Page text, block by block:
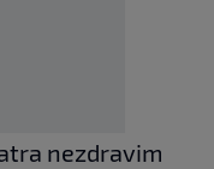
nezdravim